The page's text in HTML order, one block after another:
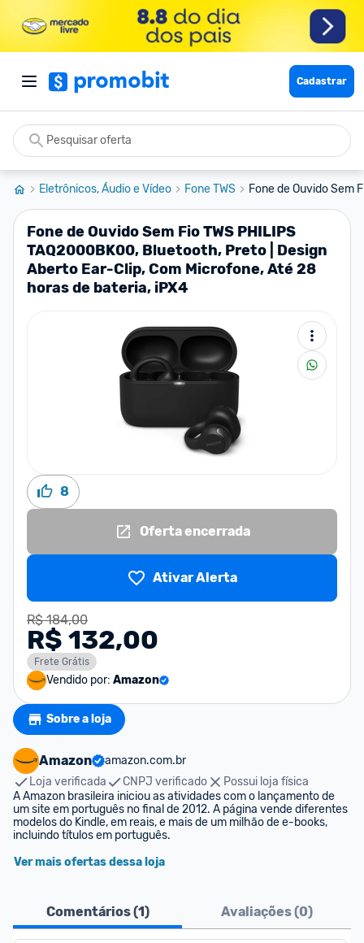
Cadastrar
Eletrônicos, Áudio e Vídeo Fone TWS Fone de Ouvido Sem
Fone de Ouvido Sem Fio TWS PHILIPS
TAQ2000BK00, Bluetooth, Preto | Design
Aberto Ear-Clip, Com Microfone, Até 28
horas de bateria, iPX4
8
Oferta encerrada
Ativar Alerta
R$ 184,00
R$ 132,00
Frete Grátis
Vendido por: Amazon
Sobre a loja
Amazon
amazon.com.br
Loja verificada
CNPJ verificado
Possui loja física
A Amazon brasileira iniciou as atividades com o lançamento de
um site em português no final de 2012. A página vende diferentes
modelos do Kindle, em reais, e mais de um milhão de e-books,
incluindo títulos em português.
Ver mais ofertas dessa loja
Comentários (1) Avaliações (0)